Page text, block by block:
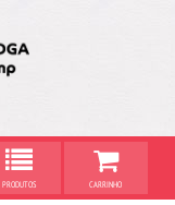
PRODUTOS CARRINHO